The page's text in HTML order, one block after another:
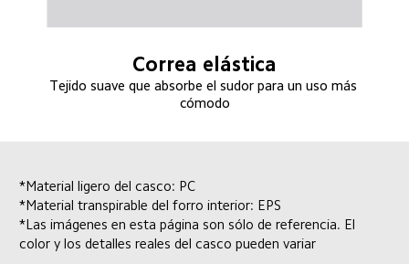
Correa elástica
Tejido suave que absorbe el sudor para un uso más
cómodo
*Material ligero del casco: PC
*Material transpirable del forro interior: EPS
*Las imágenes en esta página son sólo de referencia. El
color y los detalles reales del casco pueden variar